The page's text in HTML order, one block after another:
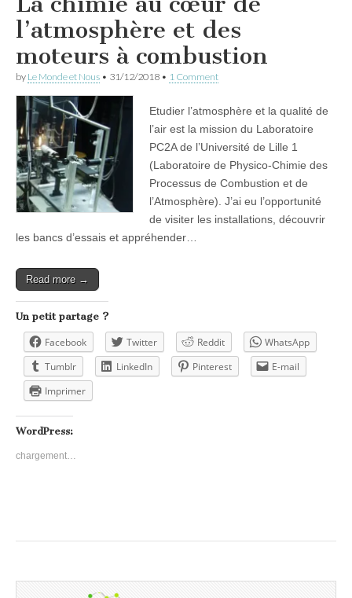
l’atmosphère et des
moteurs à combustion
by Le Monde et Nous • 31/12/2018 • 1 Comment
Etudier l’atmosphère et la qualité de
l’air est la mission du Laboratoire
PC2A de l’Université de Lille 1
(Laboratoire de Physico-Chimie des
Processus de Combustion et de
l’Atmosphère). J’ai eu l’opportunité
de visiter les installations, découvrir
les bancs d’essais et appréhender…
Read more →
Un petit partage ?
Facebook Twitter Reddit
WhatsApp
Tumblr
LinkedIn Pinterest
E-mail
Imprimer
WordPress:
chargement…